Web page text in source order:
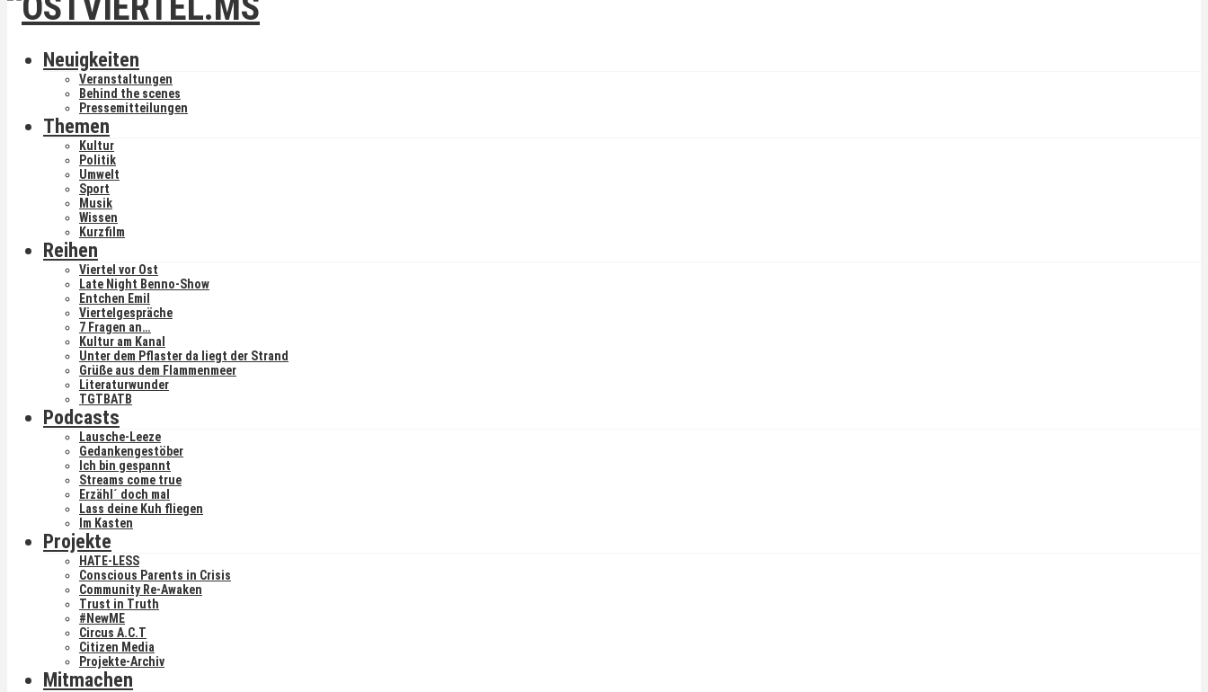
Neuigkeiten
Veranstaltungen
Behind the scenes
Pressemitteilungen
Themen
Kultur
Politik
Umwelt
Sport
Musik
Wissen
Kurzfilm
Reihen
Viertel vor Ost
Late Night Benno-Show
Entchen Emil
Viertelgespräche
7 Fragen an…
Kultur am Kanal
Unter dem Pflaster da liegt der Strand
Grüße aus dem Flammenmeer
Literaturwunder
TGTBATB
Podcasts
Lausche-Leeze
Gedankengestöber
Ich bin gespannt
Streams come true
Erzähl´ doch mal
Lass deine Kuh fliegen
Im Kasten
Projekte
HATE-LESS
Conscious Parents in Crisis
Community Re-Awaken
Trust in Truth
#NewME
Circus A.C.T
Citizen Media
Projekte-Archiv
Mitmachen